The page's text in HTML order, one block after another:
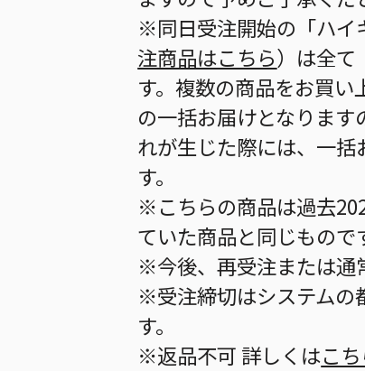
※同日受注開始の「ハイ
注商品はこちら）は全て
す。複数の商品をお買
の一括お届けとなりま
れが生じた際には、一
す。
※こちらの商品は過去
ていた商品と同じもので
※今後、再受注または通
※受注締切はシステムの
す。
※返品不可 詳しくはこ